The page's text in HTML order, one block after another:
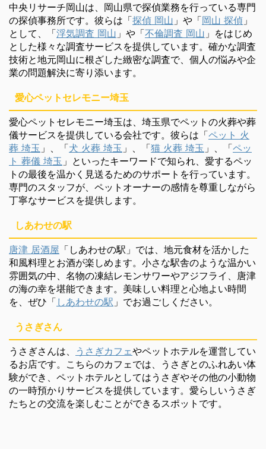
中央リサーチ岡山は、岡山県で探偵業務を行っている専門
の探偵事務所です。彼らは「探偵 岡山 」や「岡山 探偵 」
として、「浮気調査 岡山 」や「不倫調査 岡山 」をはじめ
とした様々な調査サービスを提供しています。確かな調査
技術と地元岡山に根ざした緻密な調査で、個人の悩みや企
業の問題解決に寄り添います。
愛心ペットセレモニー埼玉
愛心ペットセレモニー埼玉は、埼玉県でペットの火葬や葬
儀サービスを提供している会社です。彼らは「ペット 火
葬 埼玉 」、「犬 火葬 埼玉 」、「猫 火葬 埼玉 」、「ペッ
ト 葬儀 埼玉 」といったキーワードで知られ、愛するペッ
トの最後を温かく見送るためのサポートを行っています。
専門のスタッフが、ペットオーナーの感情を尊重しながら
丁寧なサービスを提供します。
しあわせの駅
唐津 居酒屋 「しあわせの駅」では、地元食材を活かした
和風料理とお酒が楽しめます。小さな駅舎のような温かい
雰囲気の中、名物の凍結レモンサワーやアジフライ、唐津
の海の幸を堪能できます。美味しい料理と心地よい時間
を、ぜひ「 しあわせの駅 」でお過ごしください。
うさぎさん
うさぎさんは、 うさぎカフェやペットホテルを運営してい
るお店です。こちらのカフェでは、うさぎとのふれあい体
験ができ、ペットホテルとしてはうさぎやその他の小動物
の一時預かりサービスを提供しています。愛らしいうさぎ
たちとの交流を楽しむことができるスポットです。